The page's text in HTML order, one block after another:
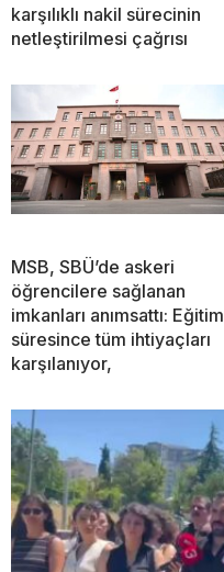
karşılıklı nakil sürecinin
netleştirilmesi çağrısı
MSB, SBÜ’de askeri
öğrencilere sağlanan
imkanları anımsattı: Eğitim
süresince tüm ihtiyaçları
karşılanıyor,